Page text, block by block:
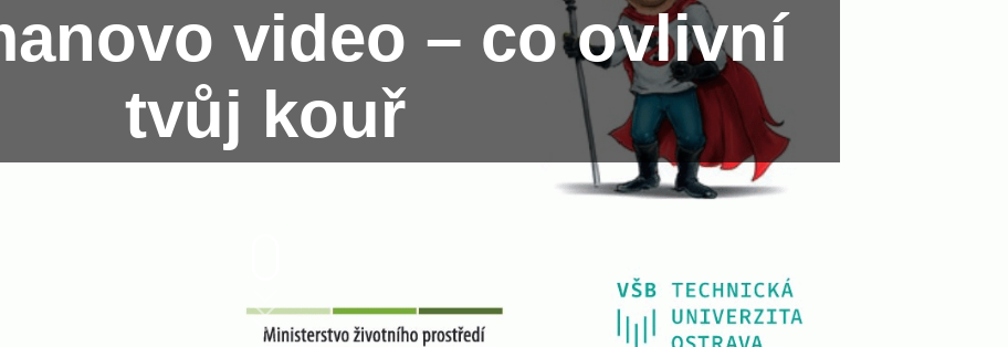
video – co ovlivní
tvůj kouř